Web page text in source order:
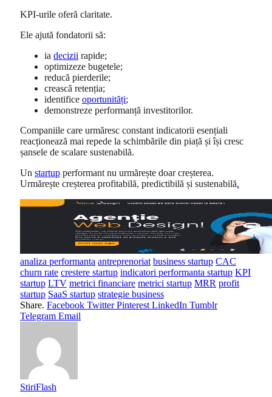
KPI-urile oferă claritate.
Ele ajută fondatorii să:
ia decizii rapide;
optimizeze bugetele;
reducă pierderile;
crească retenția;
identifice oportunități;
demonstreze performanță investitorilor.
Companiile care urmăresc constant indicatorii esențiali
reacționează mai repede la schimbările din piață și își cresc
șansele de scalare sustenabilă.
Un startup performant nu urmărește doar creșterea.
Urmărește creșterea profitabilă, predictibilă și sustenabilă.
analiza performanta antreprenoriat business startup CAC
churn rate crestere startup indicatori performanta startup KPI
startup LTV metrici financiare metrici startup MRR profit
startup SaaS startup strategie business
Share. Facebook Twitter Pinterest LinkedIn Tumblr
Telegram Email
StiriFlash